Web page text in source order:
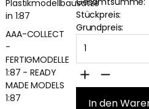
Stückpreis:
Grundpreis:
Plastikmodellbausätze
in 1:87
AAA-COLLECT
-
FERTIGMODELLE
1:87 - READY
MADE MODELS
1:87